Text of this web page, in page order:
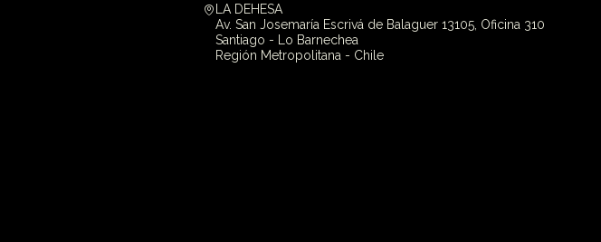
LA DEHESA
Av. San Josemaría Escrivá de Balaguer 13105, Oficina 310
Santiago - Lo Barnechea
Región Metropolitana - Chile